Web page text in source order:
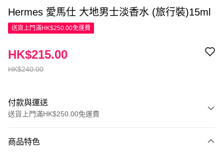
Hermes 愛馬仕 大地男士淡香水 (旅行裝)15ml
送貨上門滿HK$250.00免運費
HK$240.00
HK$215.00
付款與運送
送貨上門滿HK$250.00免運費
信用卡
商品特色